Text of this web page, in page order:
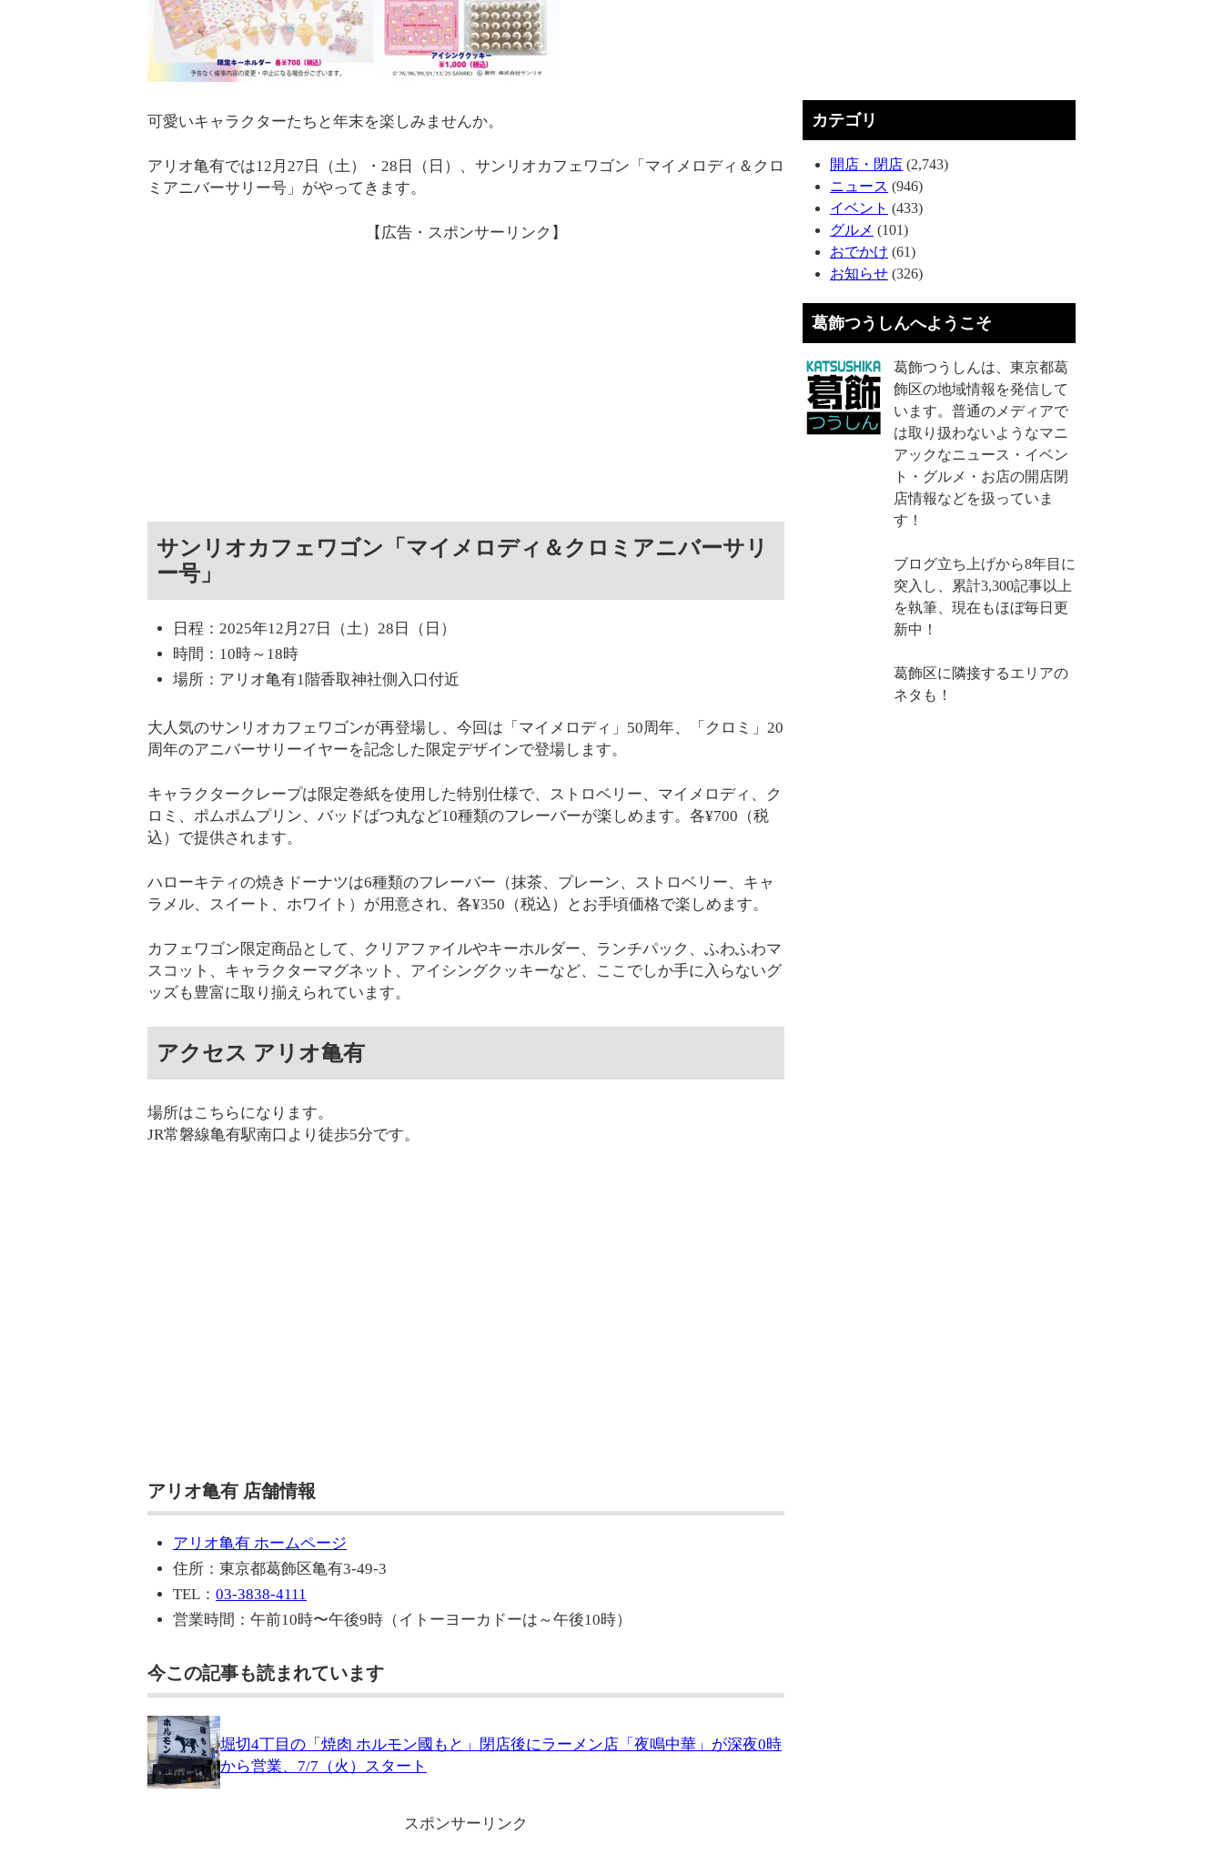
可愛いキャラクターたちと年末を楽しみませんか。
アリオ亀有では12月27日（土）・28日（日）、サンリオカフェワゴン「マイメロディ＆クロ
ミアニバーサリー号」がやってきます。
【広告・スポンサーリンク】
サンリオカフェワゴン「マイメロディ＆クロミアニバーサリ
ー号」
日程：2025年12月27日（土）28日（日）
時間：10時～18時
場所：アリオ亀有1階香取神社側入口付近
大人気のサンリオカフェワゴンが再登場し、今回は「マイメロディ」50周年、「クロミ」20
周年のアニバーサリーイヤーを記念した限定デザインで登場します。
キャラクタークレープは限定巻紙を使用した特別仕様で、ストロベリー、マイメロディ、ク
ロミ、ポムポムプリン、バッドばつ丸など10種類のフレーバーが楽しめます。各¥700（税
込）で提供されます。
ハローキティの焼きドーナツは6種類のフレーバー（抹茶、プレーン、ストロベリー、キャ
ラメル、スイート、ホワイト）が用意され、各¥350（税込）とお手頃価格で楽しめます。
カフェワゴン限定商品として、クリアファイルやキーホルダー、ランチパック、ふわふわマ
スコット、キャラクターマグネット、アイシングクッキーなど、ここでしか手に入らないグ
ッズも豊富に取り揃えられています。
アクセス アリオ亀有
場所はこちらになります。
JR常磐線亀有駅南口より徒歩5分です。
アリオ亀有 店舗情報
アリオ亀有 ホームページ
住所：東京都葛飾区亀有3-49-3
TEL： 03-3838-4111
営業時間：午前10時〜午後9時（イトーヨーカドーは～午後10時）
今この記事も読まれています
堀切4丁目の「焼肉 ホルモン國もと」閉店後にラーメン店「夜鳴中華」が深夜0時
から営業、7/7（火）スタート
スポンサーリンク
カテゴリ
開店・閉店 (2,743)
ニュース (946)
イベント (433)
グルメ (101)
おでかけ (61)
お知らせ (326)
葛飾つうしんへようこそ
葛飾つうしんは、東京都葛
飾区の地域情報を発信して
います。普通のメディアで
は取り扱わないようなマニ
アックなニュース・イベン
ト・グルメ・お店の開店閉
店情報などを扱っていま
す！
ブログ立ち上げから8年目に
突入し、累計3,300記事以上
を執筆、現在もほぼ毎日更
新中！
葛飾区に隣接するエリアの
ネタも！